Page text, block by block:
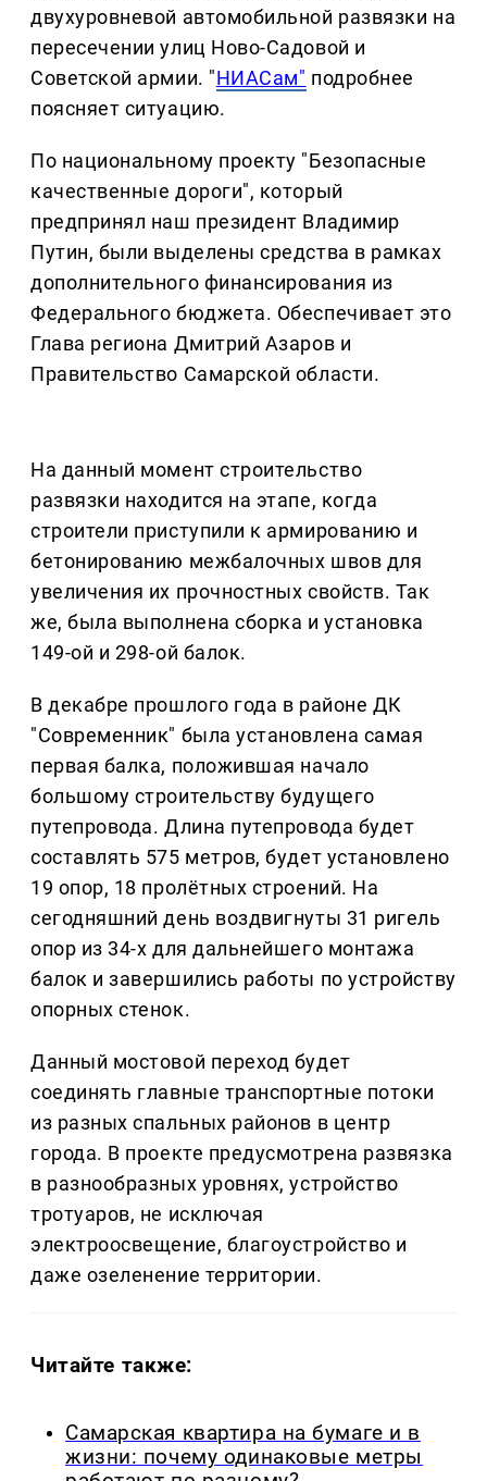
двухуровневой автомобильной развязки на
пересечении улиц Ново-Садовой и
Советской армии. "НИАСам" подробнее
поясняет ситуацию.
По национальному проекту "Безопасные
качественные дороги", который
предпринял наш президент Владимир
Путин, были выделены средства в рамках
дополнительного финансирования из
Федерального бюджета. Обеспечивает это
Глава региона Дмитрий Азаров и
Правительство Самарской области.
На данный момент строительство
развязки находится на этапе, когда
строители приступили к армированию и
бетонированию межбалочных швов для
увеличения их прочностных свойств. Так
же, была выполнена сборка и установка
149-ой и 298-ой балок.
В декабре прошлого года в районе ДК
"Современник" была установлена самая
первая балка, положившая начало
большому строительству будущего
путепровода. Длина путепровода будет
составлять 575 метров, будет установлено
19 опор, 18 пролётных строений. На
сегодняшний день воздвигнуты 31 ригель
опор из 34-х для дальнейшего монтажа
балок и завершились работы по устройству
опорных стенок.
Данный мостовой переход будет
соединять главные транспортные потоки
из разных спальных районов в центр
города. В проекте предусмотрена развязка
в разнообразных уровнях, устройство
тротуаров, не исключая
электроосвещение, благоустройство и
даже озеленение территории.
Читайте также:
Самарская квартира на бумаге и в
жизни: почему одинаковые метры